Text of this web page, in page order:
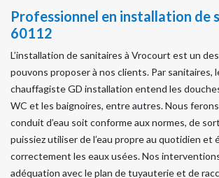
Professionnel en installation de
60112
L’installation de sanitaires à Vrocourt est un
pouvons proposer à nos clients. Par sanitaires,
chauffagiste GD installation entend les
WC et les baignoires, entre autres. Nous
conduit d’eau soit conforme aux normes, de
puissiez utiliser de l’eau propre au quotidien et
correctement les eaux usées. Nos
adéquation avec le plan de tuyauterie et de